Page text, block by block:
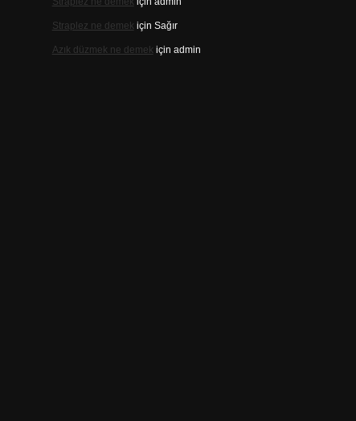
Straplez ne demek için Sağır
Azık düzmek ne demek için admin